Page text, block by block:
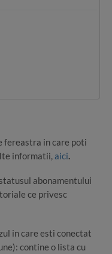
fereastra in care poti
informatii, aici.
abonamentului
ce privesc
in care esti conectat
contine o lista cu